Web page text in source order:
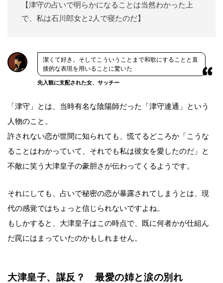
【津守の占いで明らかになることは当然わかった上
で、私は石川郎女と2人で寝たのだ】
潔くて好き。そしてこういうことまで和歌にすることと直
接的な表現を用いることに驚いた
先入観に支配された女、サッチー
「津守」とは、当時有名な陰陽師だった「津守連通」という
人物のこと。
許されない恋が世間に知られても、慌てるどころか「こうな
ることはわかっていて、それでも私は彼女を愛したのだ」と
不敵に笑う大津皇子の豪胆さが伝わってくるようです。
それにしても、占いで秘密の恋が暴露されてしまうとは、現
代の感覚ではちょっと信じられないですよね。
もしかすると、大津皇子はこの時点で、既に何者かが仕組ん
だ罠にはまっていたのかもしれません。
大津皇子、謀反？ 最愛の姉と涙の別れ